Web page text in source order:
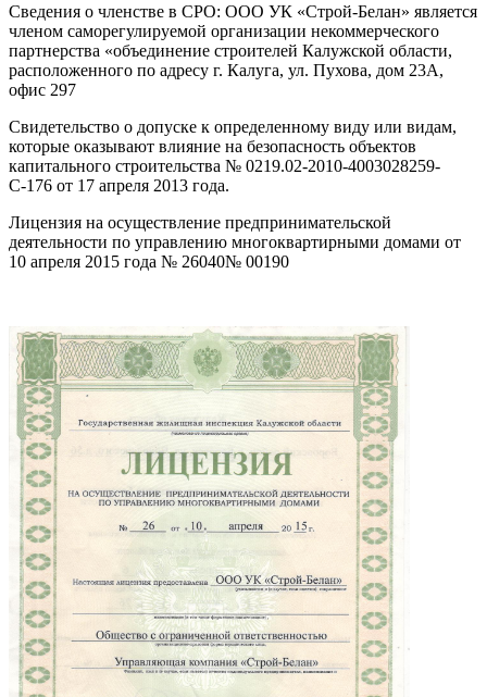
Сведения о членстве в СРО: ООО УК «Строй-Белан» является
членом саморегулируемой организации некоммерческого
партнерства «объединение строителей Калужской области,
расположенного по адресу г. Калуга, ул. Пухова, дом 23А,
офис 297
Свидетельство о допуске к определенному виду или видам,
которые оказывают влияние на безопасность объектов
капитального строительства № 0219.02-2010-4003028259-
С-176 от 17 апреля 2013 года.
Лицензия на осуществление предпринимательской
деятельности по управлению многоквартирными домами от
10 апреля 2015 года № 26040№ 00190